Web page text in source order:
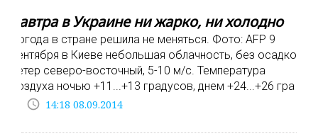
Завтра в Украине ни жарко, ни холодно
Погода в стране решила не меняться. Фото: AFP 9
сентября в Киеве небольшая облачность, без осадков,
ветер северо-восточный, 5-10 м/с. Температура
воздуха ночью +11...+13 градусов, днем +24...+26 гра
access_time 14:18 08.09.2014